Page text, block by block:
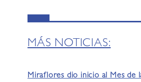
MÁS NOTICIAS:
Miraflores dio inicio al Mes de